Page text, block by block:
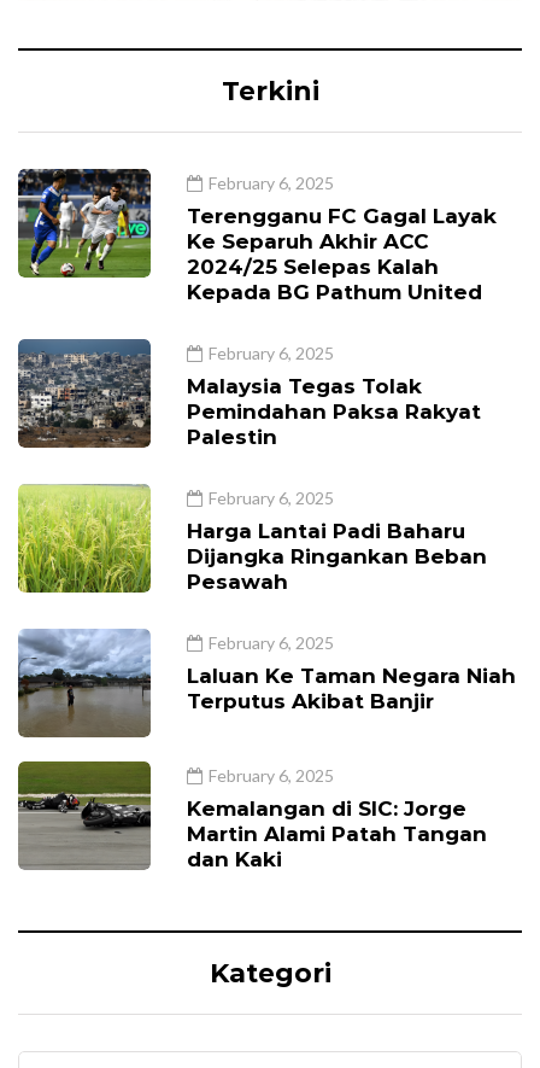
Terkini
February 6, 2025
Terengganu FC Gagal Layak
Ke Separuh Akhir ACC
2024/25 Selepas Kalah
Kepada BG Pathum United
February 6, 2025
Malaysia Tegas Tolak
Pemindahan Paksa Rakyat
Palestin
February 6, 2025
Harga Lantai Padi Baharu
Dijangka Ringankan Beban
Pesawah
February 6, 2025
Laluan Ke Taman Negara Niah
Terputus Akibat Banjir
February 6, 2025
Kemalangan di SIC: Jorge
Martin Alami Patah Tangan
dan Kaki
Kategori